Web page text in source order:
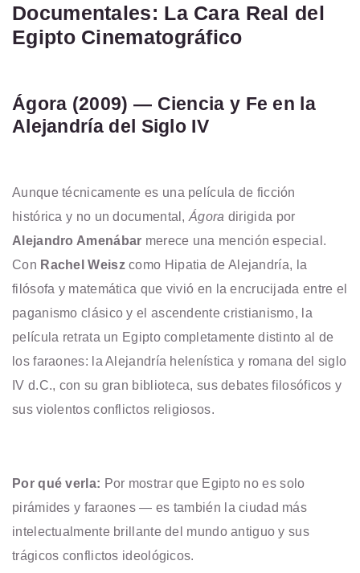
Documentales: La Cara Real del
Egipto Cinematográfico
Ágora (2009) — Ciencia y Fe en la
Alejandría del Siglo IV
Aunque técnicamente es una película de ficción
histórica y no un documental,Ágora dirigida por
Alejandro Amenábar merece una mención especial.
Con Rachel Weiszcomo Hipatia de Alejandría, la
filósofa y matemática que vivió en la encrucijada entre el
paganismo clásico y el ascendente cristianismo, la
película retrata un Egipto completamente distinto al de
los faraones: la Alejandría helenística y romana del siglo
IV d.C., con su gran biblioteca, sus debates filosóficos y
sus violentos conflictos religiosos.
Por qué verla: Por mostrar que Egipto no es solo
pirámides y faraones — es también la ciudad más
intelectualmente brillante del mundo antiguo y sus
trágicos conflictos ideológicos.